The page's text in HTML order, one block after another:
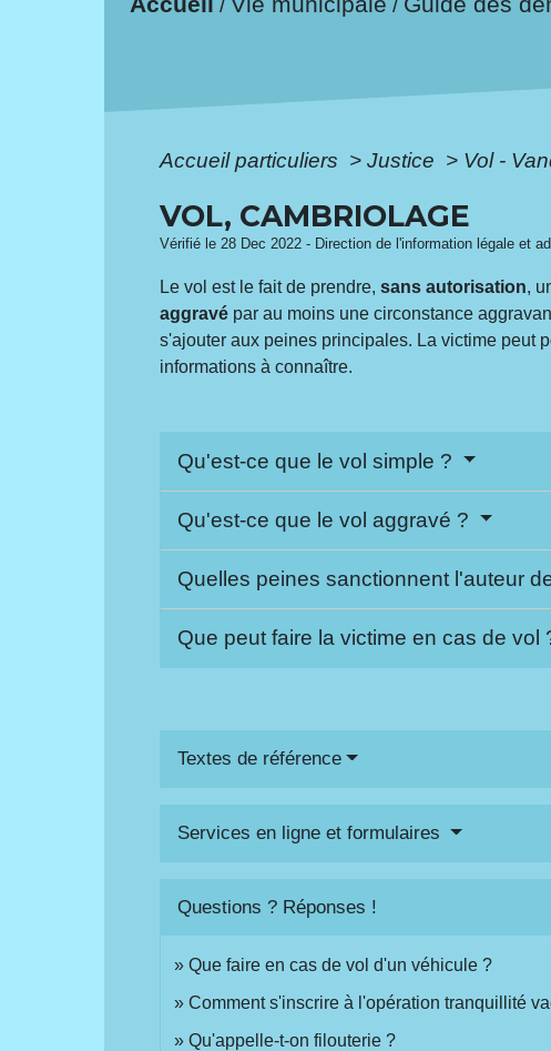
/ /
Accueil particuliers > Justice > Vol -
VOL, CAMBRIOLAGE
Vérifié le 28 Dec 2022 - Direction de l'information légale et
Le vol est le fait de prendre,sans autorisation,
aggravé par au moins une circonstance
s'ajouter aux peines principales. La victime peut
informations à connaître.
Qu'est-ce que le vol simple ?
Qu'est-ce que le vol aggravé ?
Quelles peines sanctionnent l'auteur
Que peut faire la victime en cas de vol
Textes de référence
Services en ligne et formulaires
Questions ? Réponses !
Que faire en cas de vol d'un véhicule ?
Comment s'inscrire à l'opération tranquillité
Qu'appelle-t-on filouterie ?